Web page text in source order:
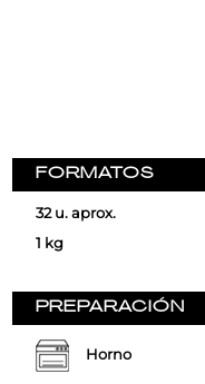
FORMATOS
32 u. aprox.
1 kg
PREPARACIÓN
Horno